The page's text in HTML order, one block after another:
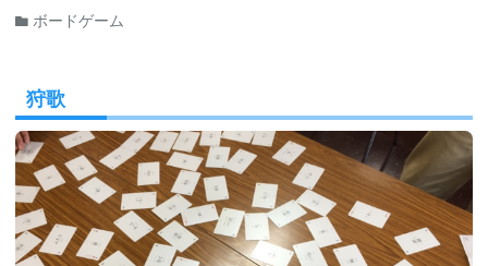
ボードゲーム
狩歌